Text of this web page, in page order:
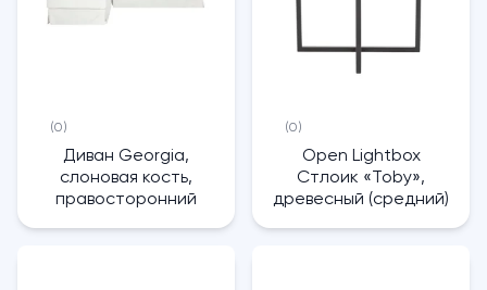
(0)
Диван Georgia,
слоновая кость,
правосторонний
(0)
Open Lightbox
Стлоик «Toby»,
древесный (средний)